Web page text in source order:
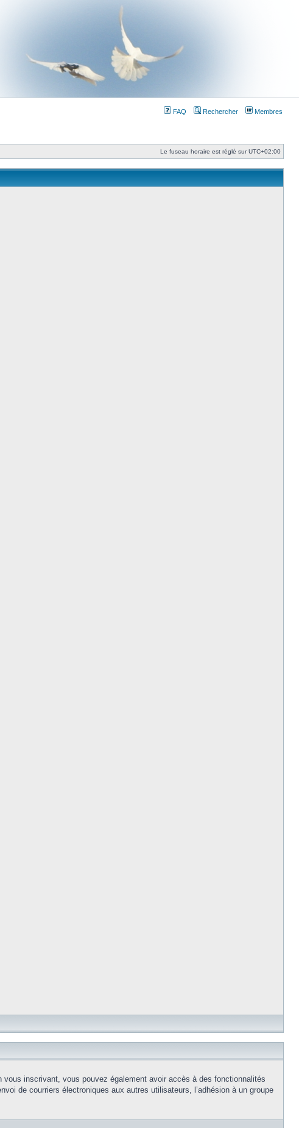
FAQ Rechercher Membres
Le fuseau horaire est réglé surUTC+02:00
inscrivant, vous pouvez également avoir accès à des fonctionnalités
de courriers électroniques aux autres utilisateurs, l’adhésion à un groupe